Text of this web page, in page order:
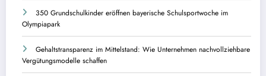
350 Grundschulkinder eröffnen bayerische Schulsportwoche im
Olympiapark
Gehaltstransparenz im Mittelstand: Wie Unternehmen nachvollziehbare
Vergütungsmodelle schaffen